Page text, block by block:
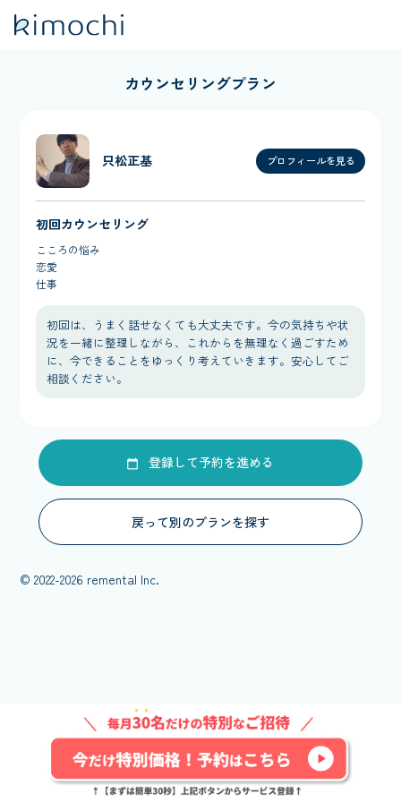
カウンセリングプラン
只松正基 プロフィールを見る
初回カウンセリング
こころの悩み
恋愛
仕事
初回は、うまく話せなくても大丈夫です。今の気持ちや状
況を一緒に整理しながら、これからを無理なく過ごすため
に、今できることをゆっくり考えていきます。安心してご
相談ください。
登録して予約を進める
戻って別のプランを探す
© 2022-2026 remental Inc.